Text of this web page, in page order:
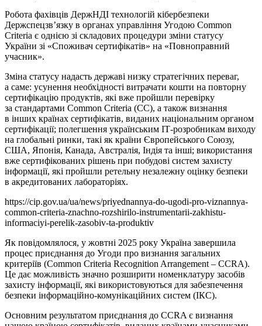
Робота фахівців ДержНДІ технологій кібербезпеки
Держспецзв’язку в органах управління Угодою Common
Criteria є однією зі складових процедури зміни статусу
України зі «Споживач сертифікатів» на «Повноправний
учасник».
Зміна статусу надасть державі низку стратегічних переваг,
а саме: усунення необхідності витрачати кошти на повторну
сертифікацію продуктів, які вже пройшли перевірку
за стандартами Common Criteria (СС), а також визнання
в інших країнах сертифікатів, виданих національним органом
сертифікації; полегшення українським ІТ-розробникам виходу
на глобальні ринки, такі як країни Європейського Союзу,
США, Японія, Канада, Австралія, Індія та інші; використання
вже сертифікованих рішень при побудові систем захисту
інформації, які пройшли ретельну незалежну оцінку безпеки
в акредитованих лабораторіях.
https://cip.gov.ua/ua/news/priyednannya-do-ugodi-pro-viznannya-
common-criteria-znachno-rozshirilo-instrumentarii-zakhistu-
informaciyi-perelik-zasobiv-ta-produktiv
Як повідомлялося, у жовтні 2025 року Україна завершила
процес приєднання до Угоди про визнання загальних
критеріїв (Common Criteria Recognition Arrangement – CCRA).
Це дає можливість значно розширити номенклатуру засобів
захисту інформації, які використовуються для забезпечення
безпеки інформаційно-комунікаційних систем (ІКС).
Основним результатом приєднання до CCRA є визнання